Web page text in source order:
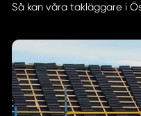
Så kan våra takläggare i